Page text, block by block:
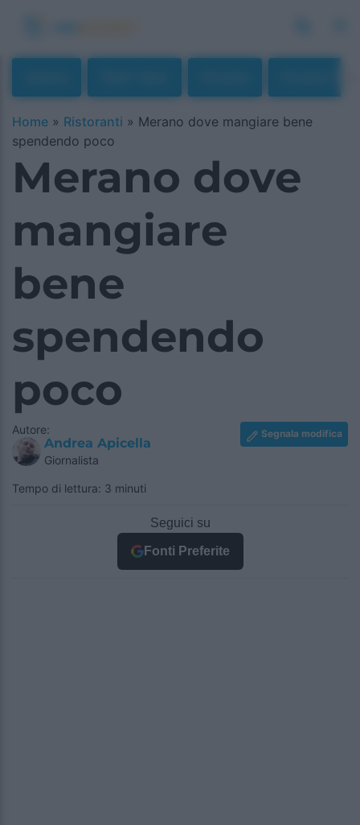
Home » Ristoranti » Merano dove mangiare bene
spendendo poco
Merano dove
mangiare
bene
spendendo
poco
Autore:
Andrea Apicella
Giornalista
Segnala modifica
Tempo di lettura: 3 minuti
Seguici su
Fonti Preferite